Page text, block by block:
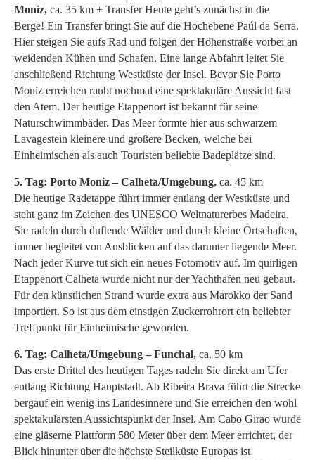
Moniz, ca. 35 km + Transfer Heute geht’s zunächst in die
Berge! Ein Transfer bringt Sie auf die Hochebene Paúl da Serra.
Hier steigen Sie aufs Rad und folgen der Höhenstraße vorbei an
weidenden Kühen und Schafen. Eine lange Abfahrt leitet Sie
anschließend Richtung Westküste der Insel. Bevor Sie Porto
Moniz erreichen raubt nochmal eine spektakuläre Aussicht fast
den Atem. Der heutige Etappenort ist bekannt für seine
Naturschwimmbäder. Das Meer formte hier aus schwarzem
Lavagestein kleinere und größere Becken, welche bei
Einheimischen als auch Touristen beliebte Badeplätze sind.
5. Tag: Porto Moniz – Calheta/Umgebung, ca. 45 km
Die heutige Radetappe führt immer entlang der Westküste und
steht ganz im Zeichen des UNESCO Weltnaturerbes Madeira.
Sie radeln durch duftende Wälder und durch kleine Ortschaften,
immer begleitet von Ausblicken auf das darunter liegende Meer.
Nach jeder Kurve tut sich ein neues Fotomotiv auf. Im quirligen
Etappenort Calheta wurde nicht nur der Yachthafen neu gebaut.
Für den künstlichen Strand wurde extra aus Marokko der Sand
importiert. So ist aus dem einstigen Zuckerrohrort ein beliebter
Treffpunkt für Einheimische geworden.
6. Tag: Calheta/Umgebung – Funchal, ca. 50 km
Das erste Drittel des heutigen Tages radeln Sie direkt am Ufer
entlang Richtung Hauptstadt. Ab Ribeira Brava führt die Strecke
bergauf ein wenig ins Landesinnere und Sie erreichen den wohl
spektakulärsten Aussichtspunkt der Insel. Am Cabo Girao wurde
eine gläserne Plattform 580 Meter über dem Meer errichtet, der
Blick hinunter über die höchste Steilküste Europas ist